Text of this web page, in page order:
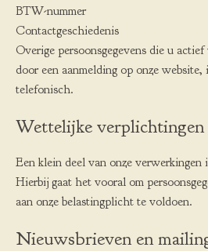
BTW-nummer
Contactgeschiedenis
Overige persoonsgegevens die u
door een aanmelding op onze
telefonisch.
Wettelijke verplichtingen
Een klein deel van onze
Hierbij gaat het vooral om
aan onze belastingplicht te voldoen.
Nieuwsbrieven en